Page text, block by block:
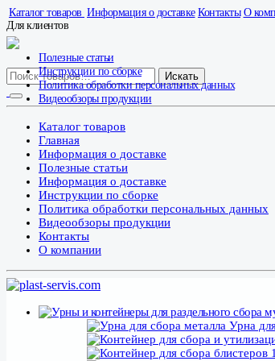
Каталог товаров Информация о доставке Контакты О
Для клиентов
Полезные статьи
Инструкции по сборке
Политика обработки персональных данных
Видеообзоры продукции
Искать
Каталог товаров
Главная
Информация о доставке
Полезные статьи
Информация о доставке
Инструкции по сборке
Политика обработки персональных данных
Видеообзоры продукции
Контакты
О компании
Урна